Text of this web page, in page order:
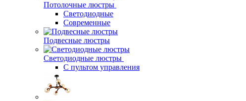
Потолочные люстры
Светодиодные
Современные
Подвесные люстры
Светодиодные люстры
С пультом управления